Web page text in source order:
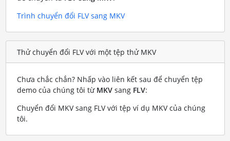
Trình chuyển đổi FLV sang MKV
Thử chuyển đổi FLV với một tệp thử MKV
Chưa chắc chắn? Nhấp vào liên kết sau để chuyển tệp
demo của chúng tôi từ MKVsang FLV:
Chuyển đổi MKV sang FLV với tệp ví dụ MKV của chúng
tôi.